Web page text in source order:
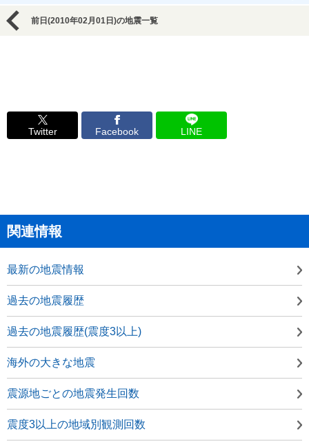
前日(2010年02月01日)の地震一覧
Twitter Facebook LINE
関連情報
最新の地震情報
過去の地震履歴
過去の地震履歴(震度3以上)
海外の大きな地震
震源地ごとの地震発生回数
震度3以上の地域別観測回数